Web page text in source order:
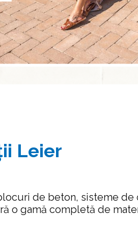
Leier
de beton, sisteme
o gamă completă de